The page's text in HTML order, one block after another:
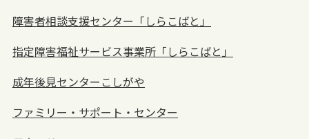
障害者相談支援センター「しらこばと」
指定障害福祉サービス事業所「しらこばと」
成年後見センターこしがや
ファミリー・サポート・センター